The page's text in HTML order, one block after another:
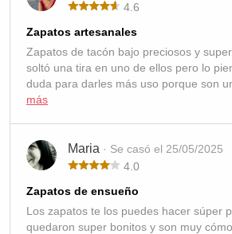
4.6
Zapatos artesanales
Zapatos de tacón bajo preciosos y
soltó una tira en uno de ellos pero lo
duda para darles más uso porque son
más
Maria · Se casó el 25/05/2025
4.0
Zapatos de ensueño
Los zapatos te los puedes hacer súper
quedaron super bonitos y son muy